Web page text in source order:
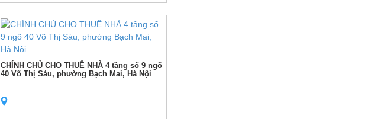
CHÍNH CHỦ CHO THUÊ NHÀ 4 tầng số 9 ngõ
40 Võ Thị Sáu, phường Bạch Mai, Hà Nội